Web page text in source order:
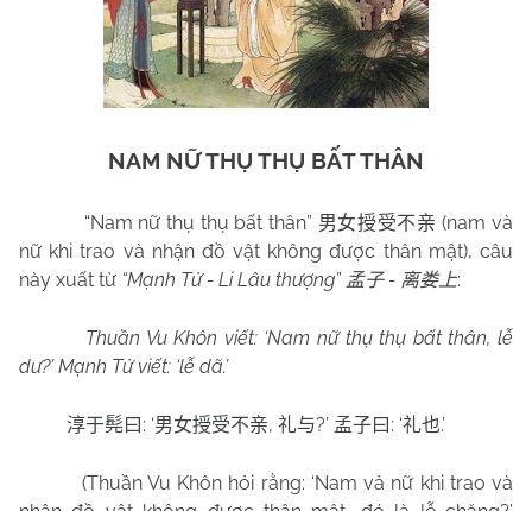
NAM NỮ THỤ THỤ BẤT THÂN
“Nam nữ thụ thụ bất thân” 男女授受不亲 (nam và
nữ khi trao và nhận đồ vật không được thân mật), câu
này xuất từ “Mạnh Tử - Li Lâu thượng” 孟子- 离娄上:
Thuần Vu Khôn viết: ‘Nam nữ thụ thụ bất thân, lễ
dư?’ Mạnh Tử viết: ‘lễ dã.’
淳于髡曰 : ‘男女授受不亲, 礼与?’ 孟子曰 : ‘礼也.’
(Thuần Vu Khôn hỏi rằng: ‘Nam vả nữ khi trao và